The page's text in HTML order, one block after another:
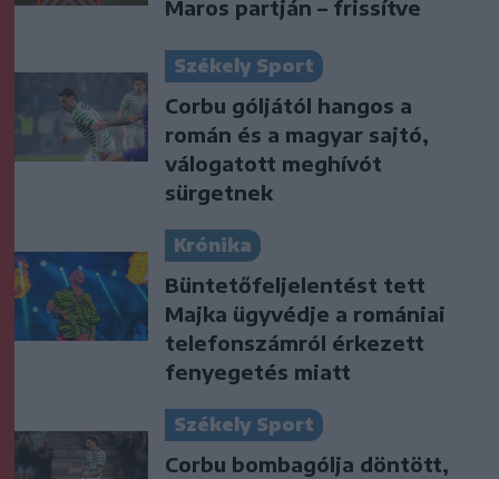
Maros partján – frissítve
Székely Sport
Corbu góljától hangos a
román és a magyar sajtó,
válogatott meghívót
sürgetnek
Krónika
Büntetőfeljelentést tett
Majka ügyvédje a romániai
telefonszámról érkezett
fenyegetés miatt
Székely Sport
Corbu bombagólja döntött,